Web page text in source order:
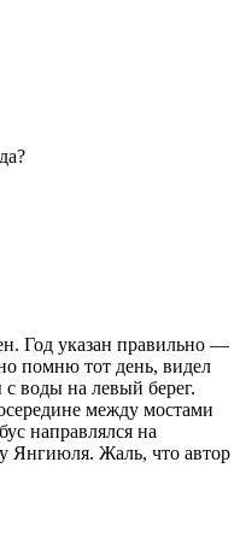
Год указан правильно —
помню тот день, видел
воды на левый берег.
между мостами
направлялся на
Янгиюля. Жаль, что автор